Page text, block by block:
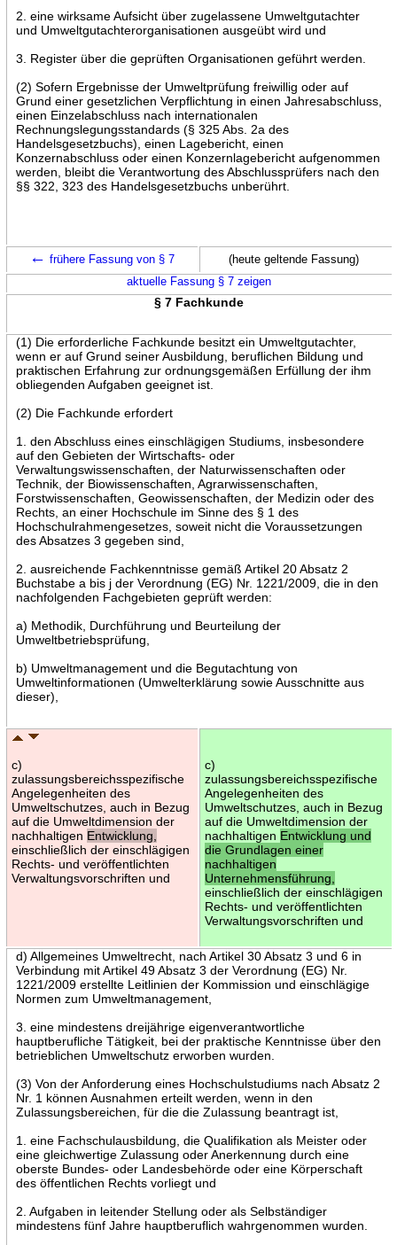
2. eine wirksame Aufsicht über zugelassene Umweltgutachter
und Umweltgutachterorganisationen ausgeübt wird und
3. Register über die geprüften Organisationen geführt werden.
(2) Sofern Ergebnisse der Umweltprüfung freiwillig oder auf
Grund einer gesetzlichen Verpflichtung in einen Jahresabschluss,
einen Einzelabschluss nach internationalen
Rechnungslegungsstandards (§ 325 Abs. 2a des
Handelsgesetzbuchs), einen Lagebericht, einen
Konzernabschluss oder einen Konzernlagebericht aufgenommen
werden, bleibt die Verantwortung des Abschlussprüfers nach den
§§ 322, 323 des Handelsgesetzbuchs unberührt.
← frühere Fassung von § 7
(heute geltende Fassung)
aktuelle Fassung § 7 zeigen
§ 7 Fachkunde
(1) Die erforderliche Fachkunde besitzt ein Umweltgutachter,
wenn er auf Grund seiner Ausbildung, beruflichen Bildung und
praktischen Erfahrung zur ordnungsgemäßen Erfüllung der ihm
obliegenden Aufgaben geeignet ist.
(2) Die Fachkunde erfordert
1. den Abschluss eines einschlägigen Studiums, insbesondere
auf den Gebieten der Wirtschafts- oder
Verwaltungswissenschaften, der Naturwissenschaften oder
Technik, der Biowissenschaften, Agrarwissenschaften,
Forstwissenschaften, Geowissenschaften, der Medizin oder des
Rechts, an einer Hochschule im Sinne des § 1 des
Hochschulrahmengesetzes, soweit nicht die Voraussetzungen
des Absatzes 3 gegeben sind,
2. ausreichende Fachkenntnisse gemäß Artikel 20 Absatz 2
Buchstabe a bis j der Verordnung (EG) Nr. 1221/2009, die in den
nachfolgenden Fachgebieten geprüft werden:
a) Methodik, Durchführung und Beurteilung der
Umweltbetriebsprüfung,
b) Umweltmanagement und die Begutachtung von
Umweltinformationen (Umwelterklärung sowie Ausschnitte aus
dieser),
c)
zulassungsbereichsspezifische
Angelegenheiten des
Umweltschutzes, auch in Bezug
auf die Umweltdimension der
nachhaltigen Entwicklung,
einschließlich der einschlägigen
Rechts- und veröffentlichten
Verwaltungsvorschriften und
c)
zulassungsbereichsspezifische
Angelegenheiten des
Umweltschutzes, auch in Bezug
auf die Umweltdimension der
nachhaltigen Entwicklung und
die Grundlagen einer
nachhaltigen
Unternehmensführung,
einschließlich der einschlägigen
Rechts- und veröffentlichten
Verwaltungsvorschriften und
d) Allgemeines Umweltrecht, nach Artikel 30 Absatz 3 und 6 in
Verbindung mit Artikel 49 Absatz 3 der Verordnung (EG) Nr.
1221/2009 erstellte Leitlinien der Kommission und einschlägige
Normen zum Umweltmanagement,
3. eine mindestens dreijährige eigenverantwortliche
hauptberufliche Tätigkeit, bei der praktische Kenntnisse über den
betrieblichen Umweltschutz erworben wurden.
(3) Von der Anforderung eines Hochschulstudiums nach Absatz 2
Nr. 1 können Ausnahmen erteilt werden, wenn in den
Zulassungsbereichen, für die die Zulassung beantragt ist,
1. eine Fachschulausbildung, die Qualifikation als Meister oder
eine gleichwertige Zulassung oder Anerkennung durch eine
oberste Bundes- oder Landesbehörde oder eine Körperschaft
des öffentlichen Rechts vorliegt und
2. Aufgaben in leitender Stellung oder als Selbständiger
mindestens fünf Jahre hauptberuflich wahrgenommen wurden.